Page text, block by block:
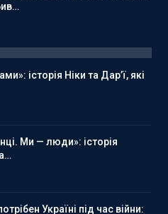
історія Ніки та Дар’ї, які
Ми — люди»: історія
Україні під час війни: